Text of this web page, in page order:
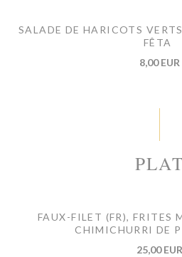
SALADE DE HARICOTS
FÊTA
8,00 EUR
PLAT
FAUX-FILET (FR), FRITES
CHIMICHURRI DE
25,00 EUR